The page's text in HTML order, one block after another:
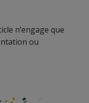
n’engage que
ou